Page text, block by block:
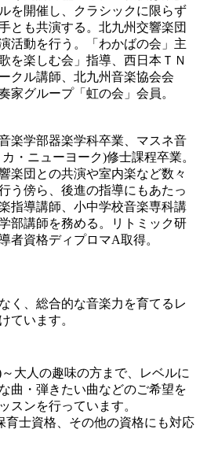
を開催し、クラシックに限らず
とも共演する。北九州交響楽団
活動を行う。「わかばの会」主
を楽しむ会」指導、西日本ＴＮ
クル講師、北九州音楽協会会
家グループ「虹の会」会員。
楽学部器楽学科卒業、マスネ音
・ニューヨーク)修士課程卒業。
楽団との共演や室内楽など数々
う傍ら、後進の指導にもあたっ
指導講師、小中学校音楽専科講
部講師を務める。リトミック研
者資格ディプロマA取得。
く、総合的な音楽力を育てるレ
ています。
大人の趣味の方まで、レベルに
曲・弾きたい曲などのご希望を
スンを行っています。
育士資格、その他の資格にも対応